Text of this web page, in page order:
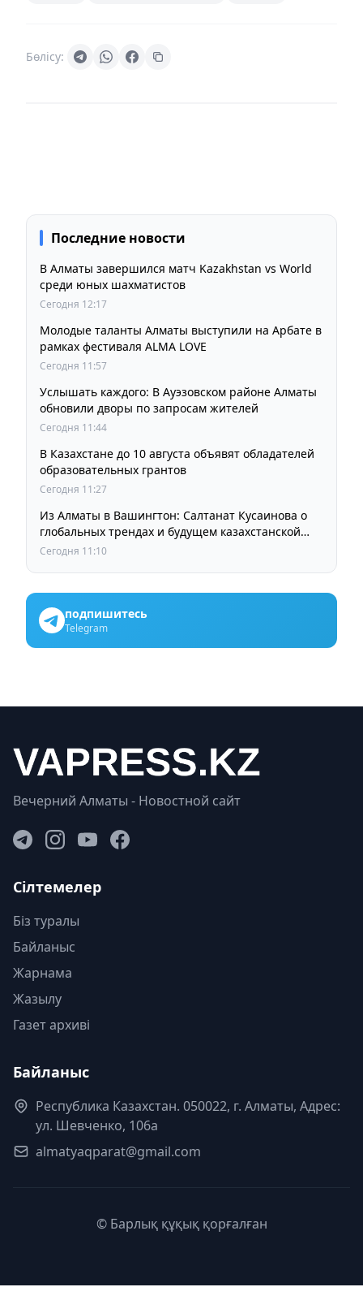
Бөлісу:
Последние новости
В Алматы завершился матч Kazakhstan vs World
среди юных шахматистов
Сегодня 12:17
Молодые таланты Алматы выступили на Арбате в
рамках фестиваля ALMA LOVE
Сегодня 11:57
Услышать каждого: В Ауэзовском районе Алматы
обновили дворы по запросам жителей
Сегодня 11:44
В Казахстане до 10 августа объявят обладателей
образовательных грантов
Сегодня 11:27
Из Алматы в Вашингтон: Салтанат Кусаинова о
глобальных трендах и будущем казахстанской
школы
Сегодня 11:10
подпишитесь
Telegram
Вечерний Алматы - Новостной сайт
Сілтемелер
Біз туралы
Байланыс
Жарнама
Жазылу
Газет архиві
Байланыс
Республика Казахстан. 050022, г. Алматы, Адрес:
ул. Шевченко, 106а
almatyaqparat@gmail.com
© Барлық құқық қорғалған